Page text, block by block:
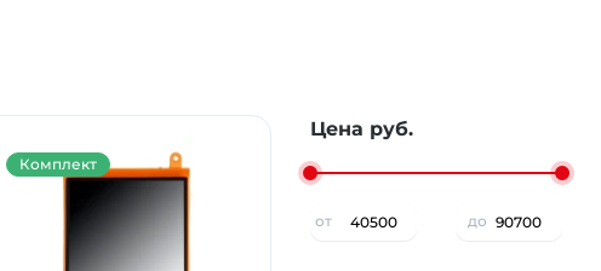
Комплект
Цена руб.
от до